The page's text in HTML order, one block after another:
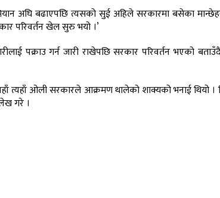
अघि बढाएपछि त्यसको सुई अहिले सरकारमा बसेका
परिवर्तन खेल सुरु भयो ।’
पक्राउ गर्न जारी राखेपछि सरकार परिवर्तन भएको
त्यहाँ ओली सरकारले आक्रमण थालेको शाक्यको भनाई थियो ।
गरे ।